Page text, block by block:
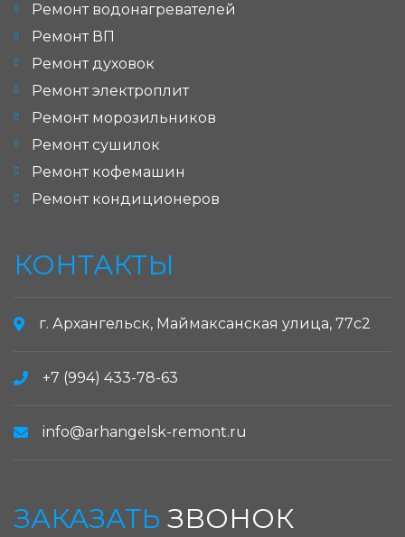
Ремонт водонагревателей
Ремонт ВП
Ремонт духовок
Ремонт электроплит
Ремонт морозильников
Ремонт сушилок
Ремонт кофемашин
Ремонт кондиционеров
КОНТАКТЫ
г. Архангельск, Маймаксанская улица, 77с2
+7 (994) 433-78-63
info@arhangelsk-remont.ru
ЗАКАЗАТЬ ЗВОНОК